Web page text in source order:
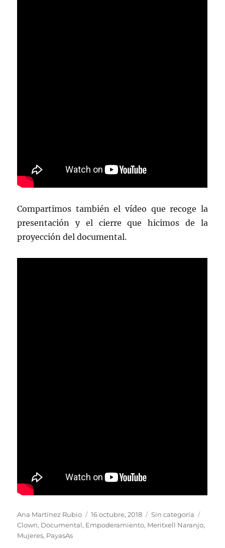
Compartimos también el vídeo que recoge la
presentación y el cierre que hicimos de la
proyección del documental.
Autor
Ana Martínez Rubio
Publicado
el
16 octubre, 2018 Categorías
Sin categoría
Clown, Documental, Empoderamiento, Meritxell Naranjo,
Mujeres, PayasAs